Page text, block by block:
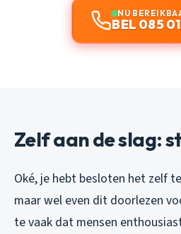
NU
BEL 085
Zelf aan de slag:
Oké, je hebt besloten het zelf
maar wel even dit doorlezen
te vaak dat mensen